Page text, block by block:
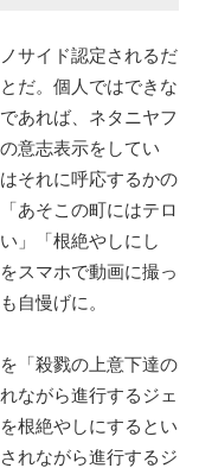
サイド認定されるだ
だ。個人ではできな
あれば、ネタニヤフ
意志表示をしてい
それに呼応するかの
あそこの町にはテロ
」「根絶やしにし
スマホで動画に撮っ
自慢げに。
「殺戮の上意下達の
ながら進行するジェ
根絶やしにするとい
れながら進行するジ